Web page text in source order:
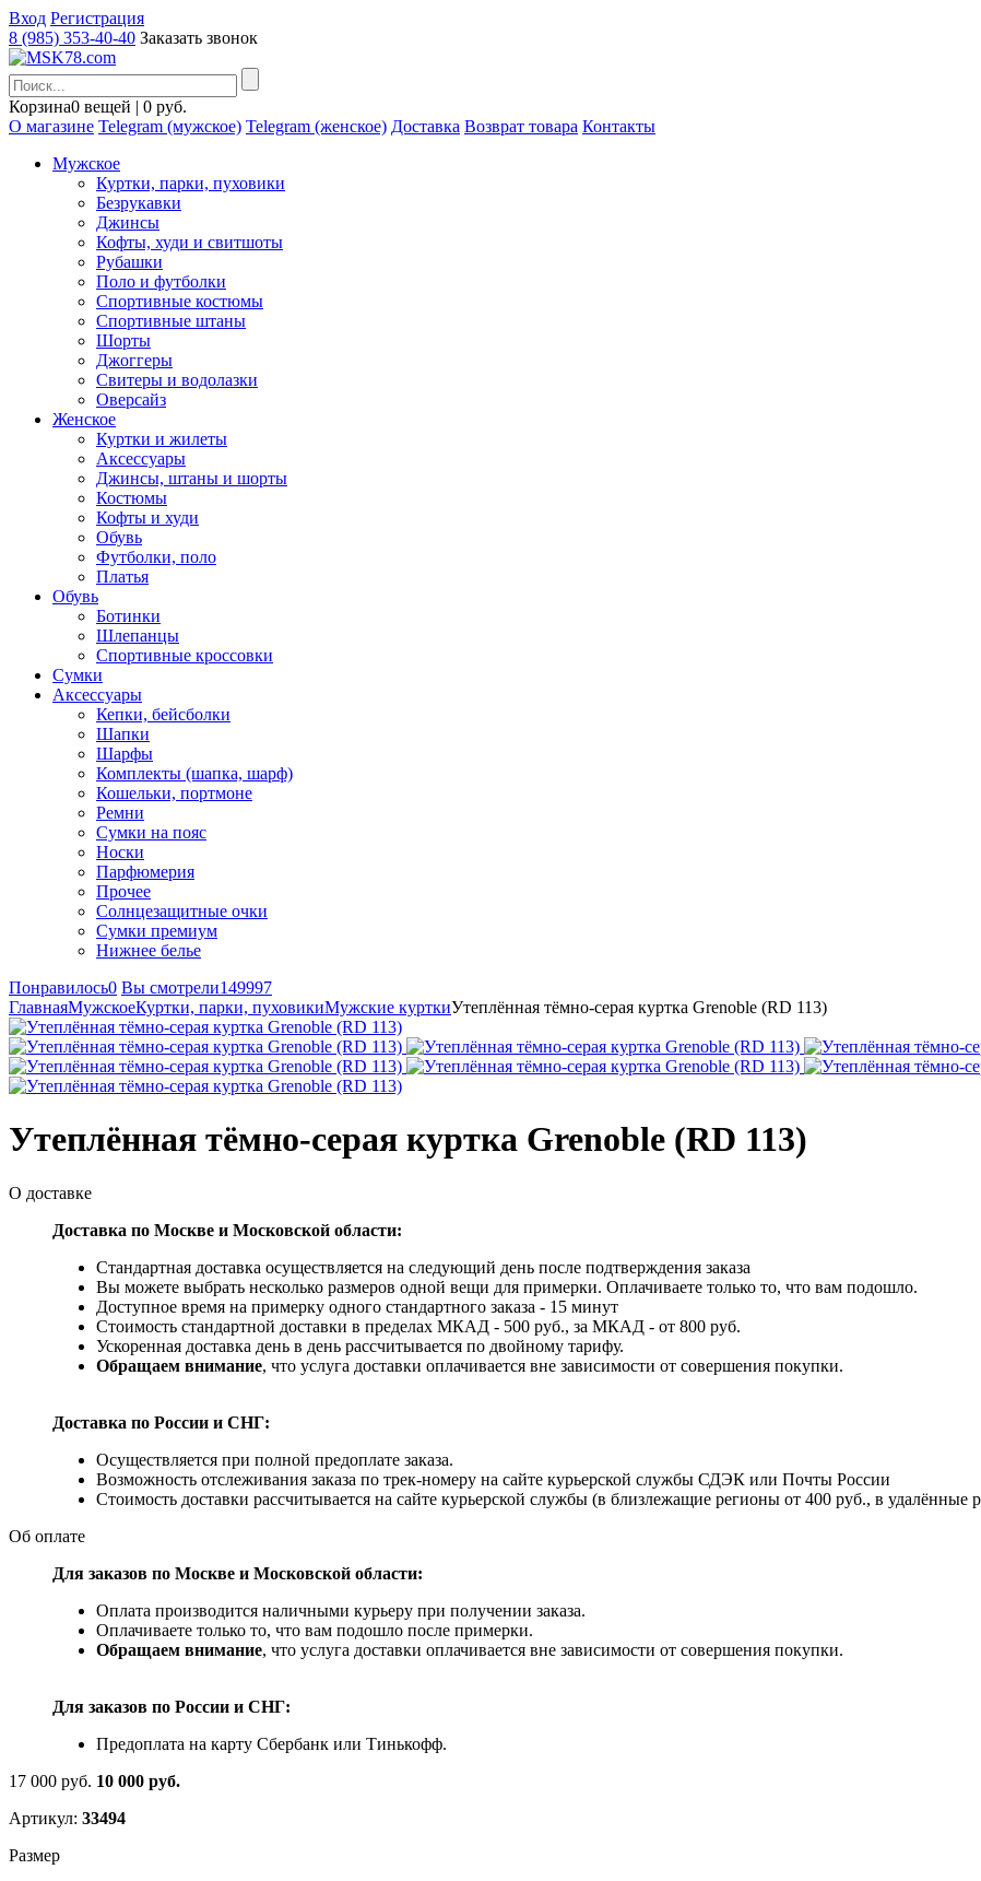
Вход Регистрация
8 (985) 353-40-40 Заказать звонок
Корзина0 вещей | 0 руб.
О магазине Telegram (мужское) Telegram (женское) Доставка Возврат товара Контакты
Мужское
Куртки, парки, пуховики
Безрукавки
Джинсы
Кофты, худи и свитшоты
Рубашки
Поло и футболки
Спортивные костюмы
Спортивные штаны
Шорты
Джоггеры
Свитеры и водолазки
Оверсайз
Женское
Куртки и жилеты
Аксессуары
Джинсы, штаны и шорты
Костюмы
Кофты и худи
Обувь
Футболки, поло
Платья
Обувь
Ботинки
Шлепанцы
Спортивные кроссовки
Сумки
Аксессуары
Кепки, бейсболки
Шапки
Шарфы
Комплекты (шапка, шарф)
Кошельки, портмоне
Ремни
Сумки на пояс
Носки
Парфюмерия
Прочее
Солнцезащитные очки
Сумки премиум
Нижнее белье
Понравилось0 Вы смотрели149997
ГлавнаяМужскоеКуртки, парки, пуховикиМужские курткиУтеплённая тёмно-серая куртка Grenoble (RD 113)
Утеплённая тёмно-серая куртка Grenoble (RD 113)
О доставке
Доставка по Москве и Московской области:
Стандартная доставка осуществляется на следующий день после подтверждения заказа
Вы можете выбрать несколько размеров одной вещи для примерки. Оплачиваете только то, что вам подошло.
Доступное время на примерку одного стандартного заказа - 15 минут
Стоимость стандартной доставки в пределах МКАД - 500 руб., за МКАД - от 800 руб.
Ускоренная доставка день в день рассчитывается по двойному тарифу.
Обращаем внимание, что услуга доставки оплачивается вне зависимости от совершения покупки.
Доставка по России и СНГ:
Осуществляется при полной предоплате заказа.
Возможность отслеживания заказа по трек-номеру на сайте курьерской службы СДЭК или Почты России
Стоимость доставки рассчитывается на сайте курьерской службы (в близлежащие регионы от 400 руб., в удалённые
Об оплате
Для заказов по Москве и Московской области:
Оплата производится наличными курьеру при получении заказа.
Оплачиваете только то, что вам подошло после примерки.
Обращаем внимание, что услуга доставки оплачивается вне зависимости от совершения покупки.
Для заказов по России и СНГ:
Предоплата на карту Сбербанк или Тинькофф.
17 000 руб. 10 000 руб.
Артикул: 33494
Размер